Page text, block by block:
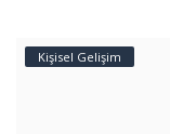
Kişisel Gelişim